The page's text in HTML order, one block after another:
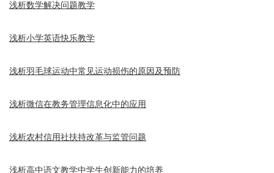
浅析数学解决问题教学
浅析小学英语快乐教学
浅析羽毛球运动中常见运动损伤的原因及预防
浅析微信在教务管理信息化中的应用
浅析农村信用社扶持改革与监管问题
浅析高中语文教学中学生创新能力的培养